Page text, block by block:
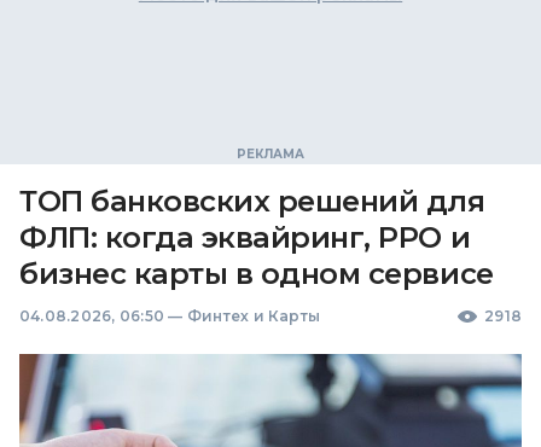
ТОП банковских решений для
ФЛП: когда эквайринг, РРО и
бизнес карты в одном сервисе
04.08.2026, 06:50 — Финтех и Карты 2918